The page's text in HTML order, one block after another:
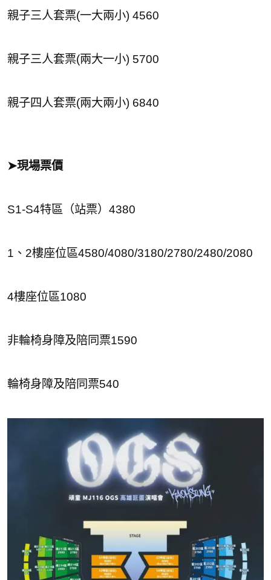
親子三人套票(一大兩小) 4560
親子三人套票(兩大一小) 5700
親子四人套票(兩大兩小) 6840
➤現場票價
S1-S4特區（站票）4380
1、2樓座位區4580/4080/3180/2780/2480/2080
4樓座位區1080
非輪椅身障及陪同票1590
輪椅身障及陪同票540